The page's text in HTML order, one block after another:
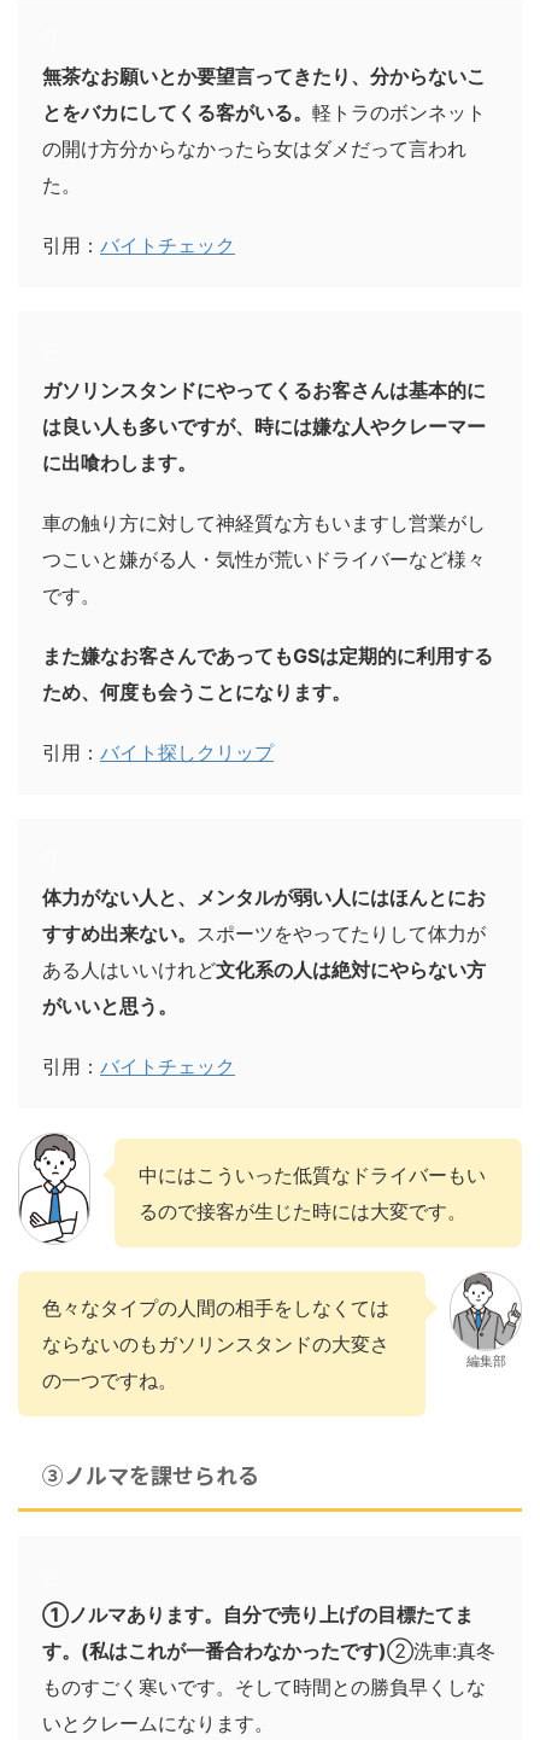
無茶なお願いとか要望言ってきたり、分からないこ
とをバカにしてくる客がいる。 軽トラのボンネット
の開け方分からなかったら女はダメだって言われ
た。
引用： バイトチェック
ガソリンスタンドにやってくるお客さんは基本的に
は良い人も多いですが、時には嫌な人やクレーマー
に出喰わします。
車の触り方に対して神経質な方もいますし営業がし
つこいと嫌がる人・気性が荒いドライバーなど様々
です。
また嫌なお客さんであってもGSは定期的に利用する
ため、何度も会うことになります。
引用： バイト探しクリップ
体力がない人と、メンタルが弱い人にはほんとにお
すすめ出来ない。 スポーツをやってたりして体力が
ある人はいいけれど文化系の人は絶対にやらない方
がいいと思う。
引用： バイトチェック
中にはこういった低質なドライバーもい
るので接客が生じた時には大変です。
色々なタイプの人間の相手をしなくては
ならないのもガソリンスタンドの大変さ
の一つですね。
編集部
③ノルマを課せられる
①ノルマあります。自分で売り上げの目標たてま
す。(私はこれが一番合わなかったです)②洗車:真冬
ものすごく寒いです。そして時間との勝負早くしな
いとクレームになります。